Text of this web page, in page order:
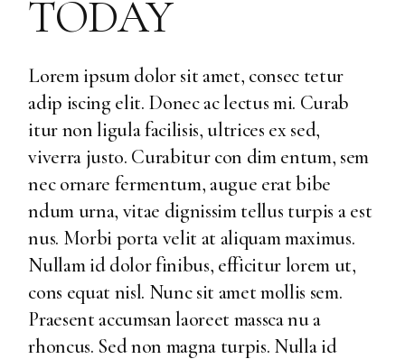
TODAY
Lorem ipsum dolor sit amet, consec tetur
adip iscing elit. Donec ac lectus mi. Curab
itur non ligula facilisis, ultrices ex sed,
viverra justo. Curabitur con dim entum, sem
nec ornare fermentum, augue erat bibe
ndum urna, vitae dignissim tellus turpis a est
nus. Morbi porta velit at aliquam maximus.
Nullam id dolor finibus, efficitur lorem ut,
cons equat nisl. Nunc sit amet mollis sem.
Praesent accumsan laoreet massca nu a
rhoncus. Sed non magna turpis. Nulla id